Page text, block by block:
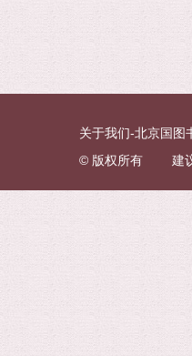
关于我们-北京国图
© 版权所有 建议